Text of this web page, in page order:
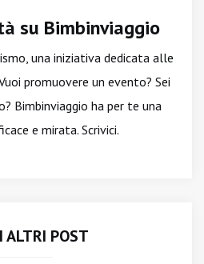
su Bimbinviaggio
una iniziativa dedicata alle
promuovere un evento? Sei
Bimbinviaggio ha per te una
e mirata. Scrivici.
ALTRI POST